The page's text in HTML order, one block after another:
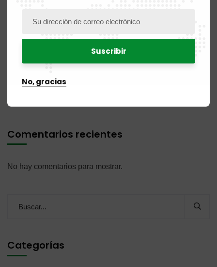
PUBLICACIÓN N.° 07NC / 2026 del 31 de julio de 2026
AVISO DE CONVOCATORIA PARA LA CONTRATACIÓN DE
Comentarios recientes
No hay comentarios para mostrar.
Categorías
No, gracias